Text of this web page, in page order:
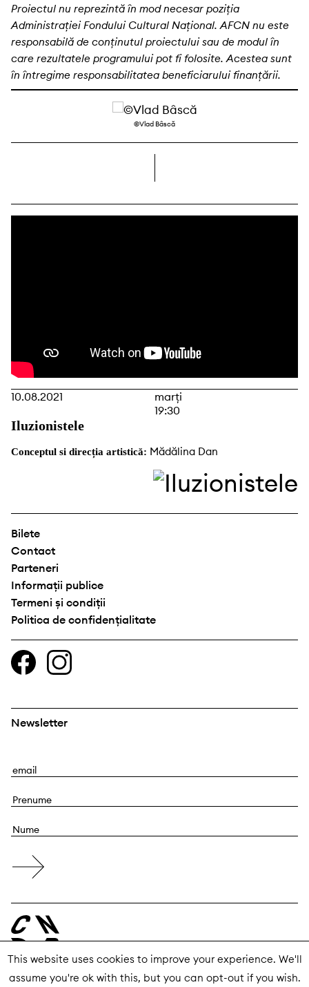
Proiectul nu reprezintă în mod necesar poziţia
Administrației Fondului Cultural Național. AFCN nu este
responsabilă de conținutul proiectului sau de modul în
care rezultatele programului pot fi folosite. Acestea sunt
în întregime responsabilitatea beneficiarului finanțării.
©Vlad Bâscă
10.08.2021
marți
19:30
Iluzionistele
Conceptul si direcția artistică: Mădălina Dan
Bilete
Contact
Parteneri
Informații publice
Termeni și condiții
Politica de confidențialitate
Newsletter
E
a
l
P
e
u
e
N
m
© 2026 Centrul Național al Dansului București
This website uses cookies to improve your experience. We'll
assume you're ok with this, but you can opt-out if you wish.